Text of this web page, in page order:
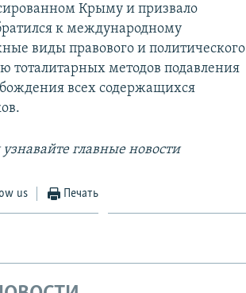
Крыму и призвало
к международному
виды правового и политического
тоталитарных методов подавления
всех содержащихся
главные новости
us Печать